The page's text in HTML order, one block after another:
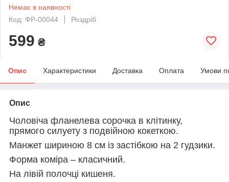
Немає в наявності
Код: ФР-00044
Роздріб
599 ₴
Опис Характеристики Доставка Оплата Умови
Опис
Чоловіча фланелева сорочка в клітинку,
прямого силуету з подвійною кокеткою.
Манжет шириною 8 см із застібкою на 2 гудзики.
Форма коміра – класичний.
На лівій полочці кишеня.